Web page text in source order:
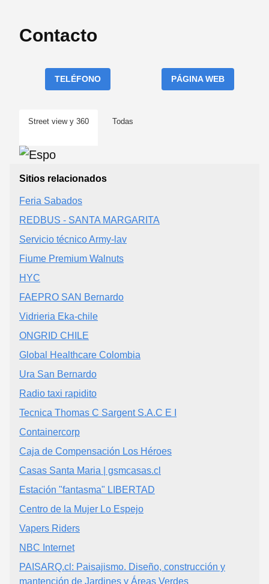
Contacto
TELÉFONO PÁGINA WEB
Street view y 360 Todas
Sitios relacionados
Feria Sabados
REDBUS - SANTA MARGARITA
Servicio técnico Army-lav
Fiume Premium Walnuts
HYC
FAEPRO SAN Bernardo
Vidrieria Eka-chile
ONGRID CHILE
Global Healthcare Colombia
Ura San Bernardo
Radio taxi rapidito
Tecnica Thomas C Sargent S.A.C E I
Containercorp
Caja de Compensación Los Héroes
Casas Santa Maria | gsmcasas.cl‎
Estación "fantasma" LIBERTAD
Centro de la Mujer Lo Espejo
Vapers Riders
NBC Internet
PAISARQ.cl: Paisajismo. Diseño, construcción y
mantención de Jardines y Áreas Verdes